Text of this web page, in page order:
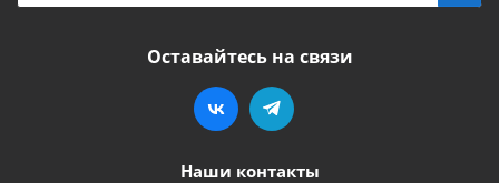
Оставайтесь на связи
Наши контакты